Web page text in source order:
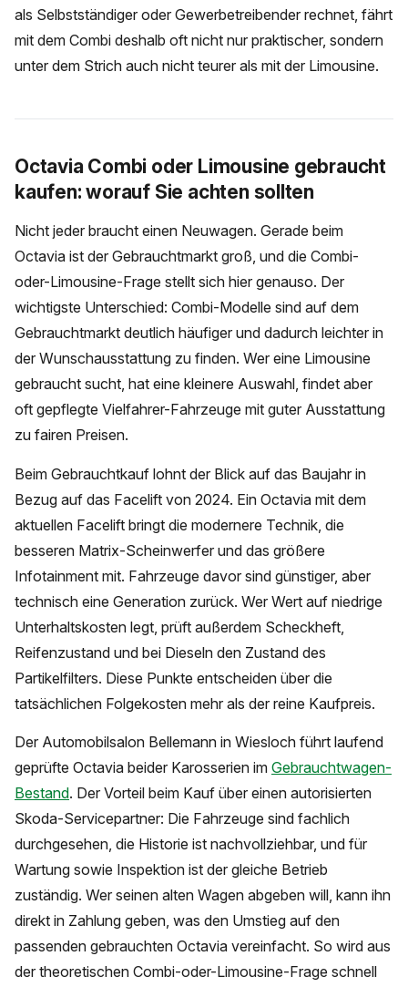
als Selbstständiger oder Gewerbetreibender rechnet, fährt
mit dem Combi deshalb oft nicht nur praktischer, sondern
unter dem Strich auch nicht teurer als mit der Limousine.
Octavia Combi oder Limousine gebraucht
kaufen: worauf Sie achten sollten
Nicht jeder braucht einen Neuwagen. Gerade beim
Octavia ist der Gebrauchtmarkt groß, und die Combi-
oder-Limousine-Frage stellt sich hier genauso. Der
wichtigste Unterschied: Combi-Modelle sind auf dem
Gebrauchtmarkt deutlich häufiger und dadurch leichter in
der Wunschausstattung zu finden. Wer eine Limousine
gebraucht sucht, hat eine kleinere Auswahl, findet aber
oft gepflegte Vielfahrer-Fahrzeuge mit guter Ausstattung
zu fairen Preisen.
Beim Gebrauchtkauf lohnt der Blick auf das Baujahr in
Bezug auf das Facelift von 2024. Ein Octavia mit dem
aktuellen Facelift bringt die modernere Technik, die
besseren Matrix-Scheinwerfer und das größere
Infotainment mit. Fahrzeuge davor sind günstiger, aber
technisch eine Generation zurück. Wer Wert auf niedrige
Unterhaltskosten legt, prüft außerdem Scheckheft,
Reifenzustand und bei Dieseln den Zustand des
Partikelfilters. Diese Punkte entscheiden über die
tatsächlichen Folgekosten mehr als der reine Kaufpreis.
Der Automobilsalon Bellemann in Wiesloch führt laufend
geprüfte Octavia beider Karosserien im Gebrauchtwagen-
Bestand. Der Vorteil beim Kauf über einen autorisierten
Skoda-Servicepartner: Die Fahrzeuge sind fachlich
durchgesehen, die Historie ist nachvollziehbar, und für
Wartung sowie Inspektion ist der gleiche Betrieb
zuständig. Wer seinen alten Wagen abgeben will, kann ihn
direkt in Zahlung geben, was den Umstieg auf den
passenden gebrauchten Octavia vereinfacht. So wird aus
der theoretischen Combi-oder-Limousine-Frage schnell